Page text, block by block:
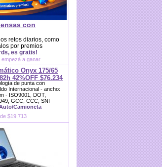
con
retos diarios, como
por premios
es gratis!
a ganar
Onyx 175/65
42%OFF $76.234
de punta con
Internacional - ancho:
- ISO9001, DOT,
GCC, CCC, SNI
Camioneta
$19.713